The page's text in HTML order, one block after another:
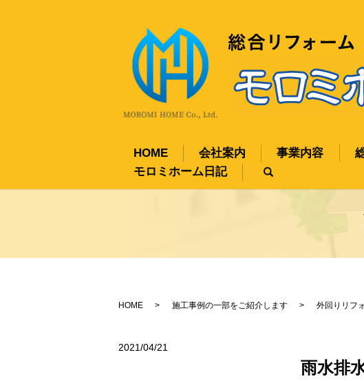
HOME 会社案内 事業内容
モロミホーム日記
HOME 施工事例の一部をご紹介します 外回りリフ
2021/04/21
雨水排